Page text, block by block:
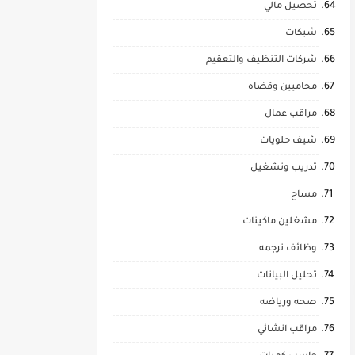
تحصيل مالي
شبكات
شركات التنظيف والتعقيم
محاميين وقضاه
مراقب عمال
شيف حلويات
تدريب وتشغيل
مساح
مشغلين ماكينات
وظائف ترجمه
تحليل البيانات
صحه ورياضه
مراقب انشائي